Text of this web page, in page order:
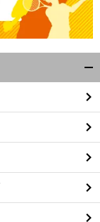
閉
る